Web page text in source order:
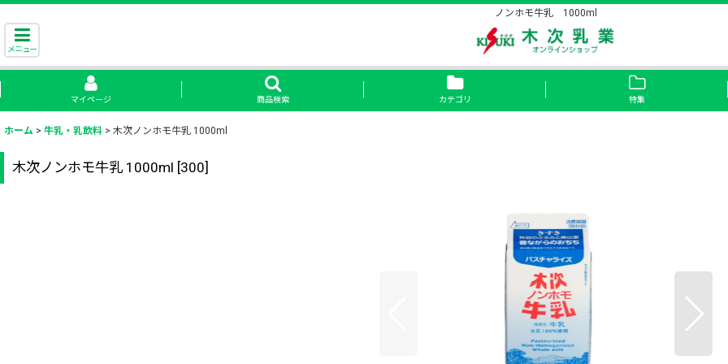
ノンホモ牛乳 1000ml
メニュー
マイページ 商品検索 カテゴリ 特集
ホーム > 牛乳・乳飲料 > 木次ノンホモ牛乳 1000ml
木次ノンホモ牛乳 1000ml [300]